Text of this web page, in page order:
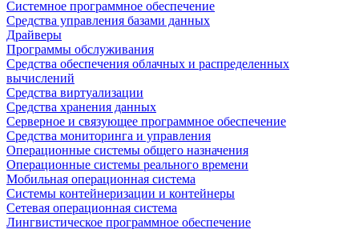
Системное программное обеспечение
Средства управления базами данных
Драйверы
Программы обслуживания
Средства обеспечения облачных и распределенных
вычислений
Средства виртуализации
Средства хранения данных
Серверное и связующее программное обеспечение
Средства мониторинга и управления
Операционные системы общего назначения
Операционные системы реального времени
Мобильная операционная система
Системы контейнеризации и контейнеры
Сетевая операционная система
Лингвистическое программное обеспечение